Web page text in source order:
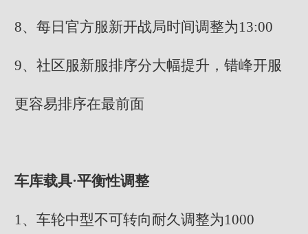
8、每日官方服新开战局时间调整为13:00
9、社区服新服排序分大幅提升，错峰开服
更容易排序在最前面
车库载具·平衡性调整
1、车轮中型不可转向耐久调整为1000